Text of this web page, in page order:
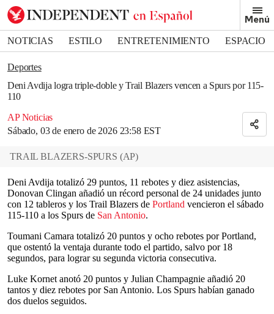
Menú
NOTICIAS ESTILO ENTRETENIMIENTO
ESPACIO
DEPORTES
Deportes
Deni Avdija logra triple-doble y Trail Blazers vencen a Spurs por 115-
110
AP Noticias
Sábado, 03 de enero de 2026 23:58 EST
Bookmark popover
Removed from bookmarks
Close popover
TRAIL BLAZERS-SPURS (AP)
Deni Avdija totalizó 29 puntos, 11 rebotes y diez asistencias,
Donovan Clingan añadió un récord personal de 24 unidades junto
con 12 tableros y los Trail Blazers de Portland vencieron el sábado
115-110 a los Spurs de San Antonio.
Toumani Camara totalizó 20 puntos y ocho rebotes por Portland,
que ostentó la ventaja durante todo el partido, salvo por 18
segundos, para lograr su segunda victoria consecutiva.
Luke Kornet anotó 20 puntos y Julian Champagnie añadió 20
tantos y diez rebotes por San Antonio. Los Spurs habían ganado
dos duelos seguidos.